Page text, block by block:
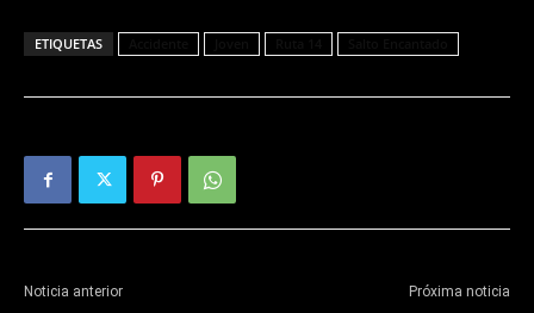
ETIQUETAS
Noticia anterior Próxima noticia